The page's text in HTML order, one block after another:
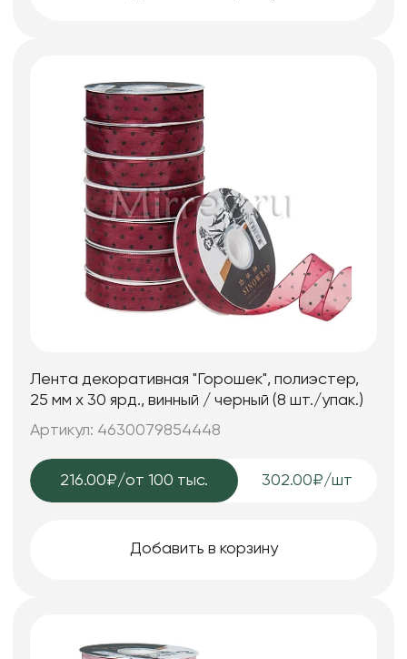
Лента декоративная "Горошек", полиэстер,
25 мм х 30 ярд., винный / черный (8 шт./упак.)
Артикул: 4630079854448
216.00₽/от 100 тыс. 302.00₽/шт
Добавить в корзину